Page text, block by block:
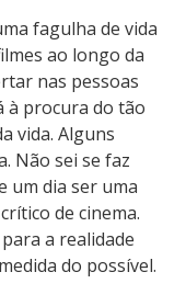
fagulha de vida
ao longo da
nas pessoas
à procura do tão
vida. Alguns
Não sei se faz
um dia ser uma
de cinema.
a realidade
do possível.